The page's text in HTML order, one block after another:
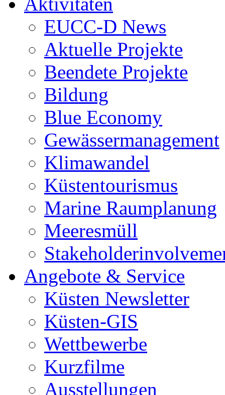
EUCC-D News
Aktuelle Projekte
Beendete Projekte
Bildung
Blue Economy
Gewässermanagement
Klimawandel
Küstentourismus
Marine Raumplanung
Meeresmüll
Angebote & Service
Küsten Newsletter
Küsten-GIS
Wettbewerbe
Kurzfilme
Ausstellungen